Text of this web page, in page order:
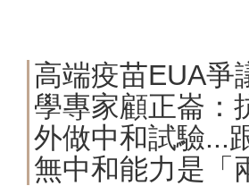
高端疫苗EUA爭
學專家顧正崙：
外做中和試驗...
無中和能力是「